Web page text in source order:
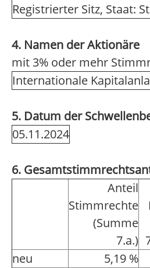
Registrierter Sitz, Staat:
4. Namen der Aktionäre
mit 3% oder mehr
Internationale
5. Datum der
05.11.2024
6.
Anteil
Stimmrechte
(Summe
7.a.)
neu
5,19 %